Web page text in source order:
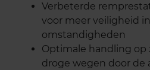
Verbeterde
voor meer veiligheid
omstandigheden
Optimale handling op
droge wegen door de